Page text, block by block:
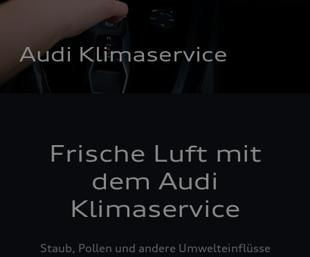
Audi Klimaservice
Frische Luft mit
dem Audi
Klimaservice
Staub, Pollen und andere Umwelteinflüsse